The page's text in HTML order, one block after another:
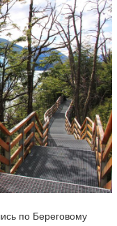
по Береговому